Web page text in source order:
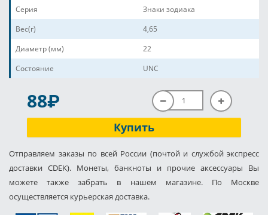
Серия
Знаки зодиака
Вес(г)
4,65
Диаметр (мм)
22
Состояние
UNC
88P
Купить
Отправляем заказы по всей России (почтой и службой экспресс
доставки CDEK). Монеты, банкноты и прочие аксессуары Вы
можете также забрать в нашем магазине. По Москве
осуществляется курьерская доставка.